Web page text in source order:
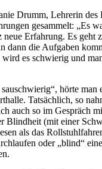
Drumm, Lehrerin des
gesammelt: „Es
neue Erfahrung. Es geht
dann die Aufgaben
es schwierig und
hörte man
Tatsächlich, so
auch so im Gespräch
Blindheit (mit einer
als das
oder „blind“